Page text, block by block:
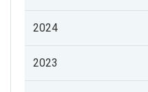
2024
2023